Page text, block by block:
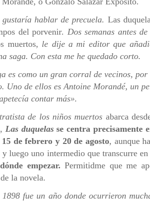
gustaría hablar de precuela. Las
del porvenir. Dos semanas antes
muertos, le dije a mi editor que
saga. Con esta me he quedado corto.
es como un gran corral de vecinos,
Uno de ellos es Antoine Morandé, un
contar más».
de los niños muertos abarca
Las duquelasse centra precisamente
de febrero y 20 de agosto, aunque
y luego uno intermedio que transcurre
empezar. Permitidme que me
la novela.
fue un año donde ocurrieron